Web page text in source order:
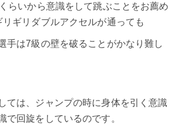
らいから意識をして跳ぶことをお薦め
リギリダブルアクセルが通っても
手は7級の壁を破ることがかなり難し
ては、ジャンプの時に身体を引く意識
で回旋をしているのです。